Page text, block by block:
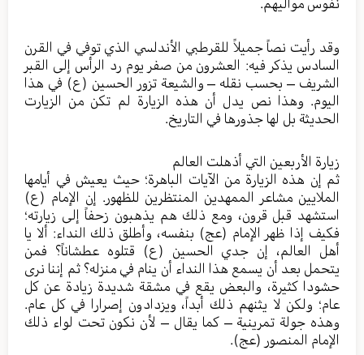
وقد رأيت نصاً جميلاً للقرطبي الأندلسي الذي توفي في القرن
السادس يذكر فيه: العشرون من صفر يوم رد الرأس إلى القبر
الشريف – بحسب نقله – والشيعة تزور الحسين (ع) في هذا
اليوم. وهذا نص يدل أن هذه الزيارة لم تكن من الزيارت
الحديثة بل لها جذورها في التاريخ.
زيارة الأربعين التي أذهلت العالم
ثم إن هذه الزيارة من الآيات الباهرة؛ حيث يعيش في أيامها
الملايين مشاعر الممهدين المنتظرين للظهور. إن الإمام (ع)
استشهد قبل قرون، ومع ذلك هم يذهبون زحفاً إلى زيارته؛
فكيف إذا ظهر الإمام (عج) بنفسه، وأطلق ذلك النداء: ألا يا
أهل العالم، إن جدي الحسين (ع) قتلوه عطشاناً؟ فمن
يتحمل بعد أن يسمع هذا النداء أن ينام في منزله؟ ثم إننا نرى
حشودا كثيرة، والبعض يقع في مشقة شديدة زيادة عن كل
عام؛ ولكن لا يثنهم ذلك أبداً، ويزدادون إصرارا في كل عام.
وهذه جولة تمرينية – كما يقال – لأن نكون تحت لواء ذلك
الإمام المنصور (عج).